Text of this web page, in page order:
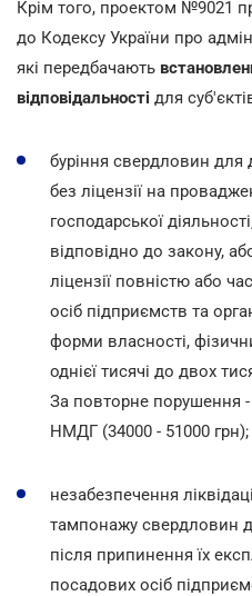
Крім того, проектом №9021
до Кодексу України про
які передбачають
відповідальності для
буріння свердловин для
без ліцензії на
господарської
відповідно до закону,
ліцензії повністю або
осіб підприємств та
форми власності,
однієї тисячі до двох
За повторне порушення -
НМДГ (34000 - 51000 грн);
незабезпечення
тампонажу свердловин
після припинення їх
посадових осіб